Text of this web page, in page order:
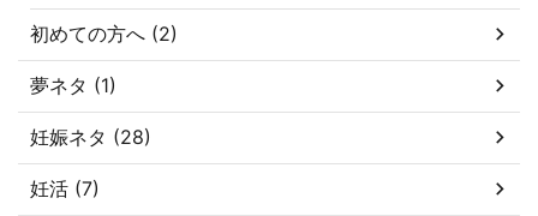
初めての方へ (2)
夢ネタ (1)
妊娠ネタ (28)
妊活 (7)